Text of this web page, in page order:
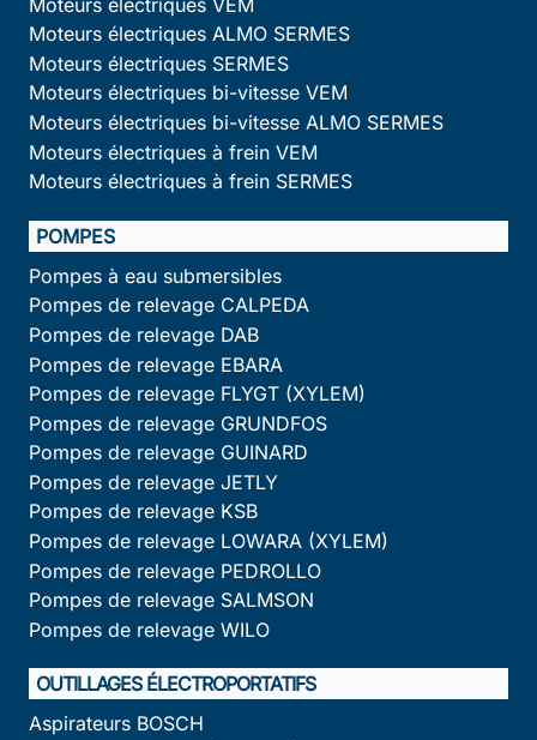
Moteurs électriques ALMO SERMES
Moteurs électriques SERMES
Moteurs électriques bi-vitesse VEM
Moteurs électriques bi-vitesse ALMO SERMES
Moteurs électriques à frein VEM
Moteurs électriques à frein SERMES
POMPES
Pompes à eau submersibles
Pompes de relevage CALPEDA
Pompes de relevage DAB
Pompes de relevage EBARA
Pompes de relevage FLYGT (XYLEM)
Pompes de relevage GRUNDFOS
Pompes de relevage GUINARD
Pompes de relevage JETLY
Pompes de relevage KSB
Pompes de relevage LOWARA (XYLEM)
Pompes de relevage PEDROLLO
Pompes de relevage SALMSON
Pompes de relevage WILO
OUTILLAGES ÉLECTROPORTATIFS
Aspirateurs BOSCH